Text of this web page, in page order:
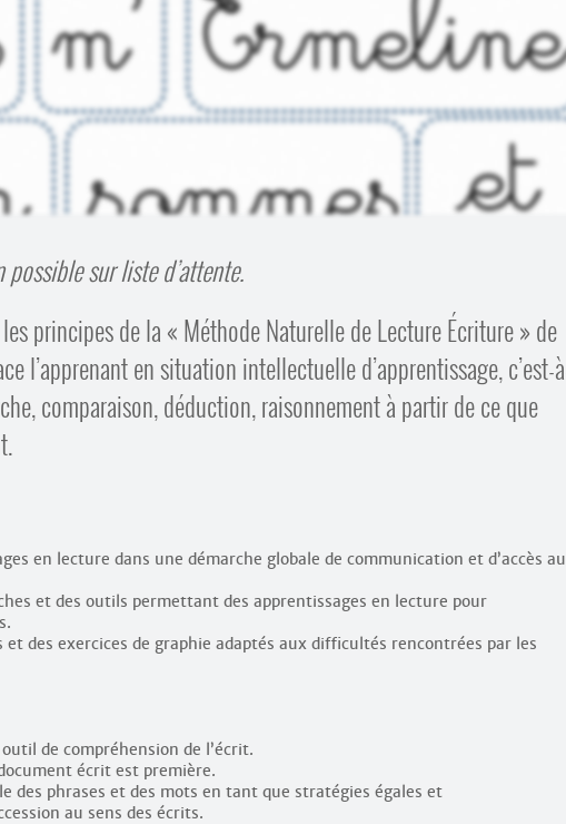
sur liste d’attente.
principes de la « Méthode Naturelle de Lecture Écriture » de
l’apprenant en situation intellectuelle d’apprentissage, c’est-
comparaison, déduction, raisonnement à partir de ce que
en lecture dans une démarche globale de communication et d’accès au
et des outils permettant des apprentissages en lecture pour
des exercices de graphie adaptés aux difficultés rencontrées par les
de compréhension de l’écrit.
écrit est première.
des phrases et des mots en tant que stratégies égales et
au sens des écrits.